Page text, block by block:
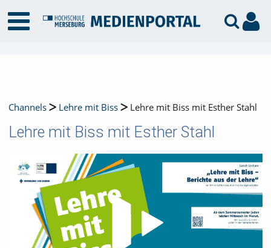
Channels Lehre mit Biss Lehre mit Biss mit Esther Stahl
Lehre mit Biss mit Esther Stahl